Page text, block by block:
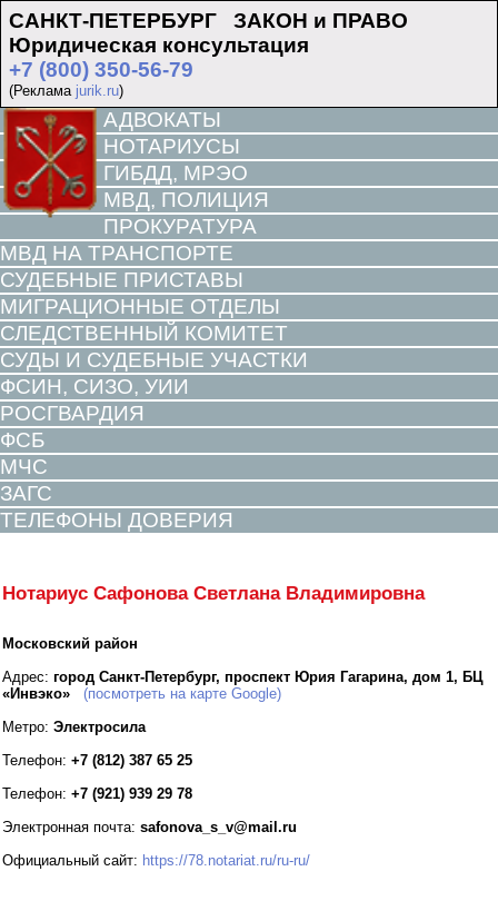
САНКТ-ПЕТЕРБУРГ ЗАКОН и ПРАВО
Юридическая консультация
+7 (800) 350-56-79
(Реклама jurik.ru)
АДВОКАТЫ
НОТАРИУСЫ
ГИБДД, МРЭО
МВД, ПОЛИЦИЯ
ПРОКУРАТУРА
МВД НА ТРАНСПОРТЕ
СУДЕБНЫЕ ПРИСТАВЫ
МИГРАЦИОННЫЕ ОТДЕЛЫ
СЛЕДСТВЕННЫЙ КОМИТЕТ
СУДЫ И СУДЕБНЫЕ УЧАСТКИ
ФСИН, СИЗО, УИИ
РОСГВАРДИЯ
ФСБ
МЧС
ЗАГС
ТЕЛЕФОНЫ ДОВЕРИЯ
Нотариус Сафонова Светлана Владимировна
Московский район
Адрес: город Санкт-Петербург, проспект Юрия Гагарина, дом 1, БЦ
«Инвэко»
(посмотреть на карте Google)
Метро: Электросила
Телефон: +7 (812) 387 65 25
Телефон: +7 (921) 939 29 78
Электронная почта: safonova_s_v@mail.ru
Официальный сайт: https://78.notariat.ru/ru-ru/